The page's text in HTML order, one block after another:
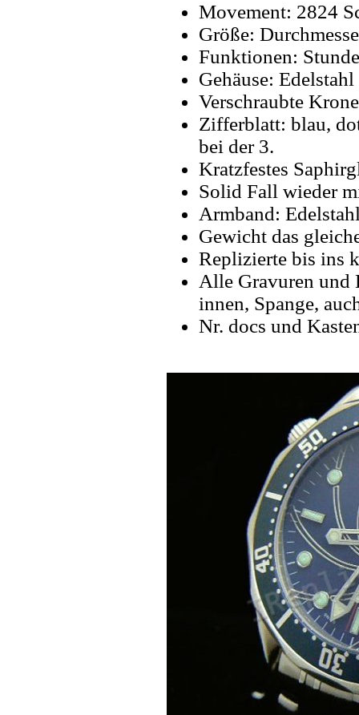
Movement: 2824
Größe:
Funktionen:
Gehäuse:
Verschraubte
Zifferblatt: blau,
bei der 3.
Kratzfestes
Solid Fall wieder
Armband:
Gewicht das
Replizierte bis ins
Alle Gravuren und
innen, Spange,
Nr. docs und